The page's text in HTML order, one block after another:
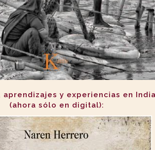
aprendizajes y experiencias en
(ahora sólo en digital):